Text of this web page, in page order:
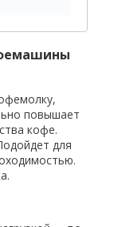
повышает
кофе.
для